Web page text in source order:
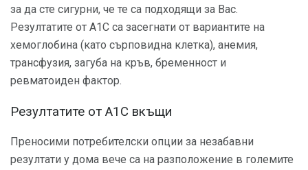
за да сте сигурни, че те са подходящи за Вас.
Резултатите от A1C са засегнати от вариантите на
хемоглобина (като сърповидна клетка), анемия,
трансфузия, загуба на кръв, бременност и
ревматоиден фактор.
Резултатите от A1C вкъщи
Преносими потребителски опции за незабавни
резултати у дома вече са на разположение в големите